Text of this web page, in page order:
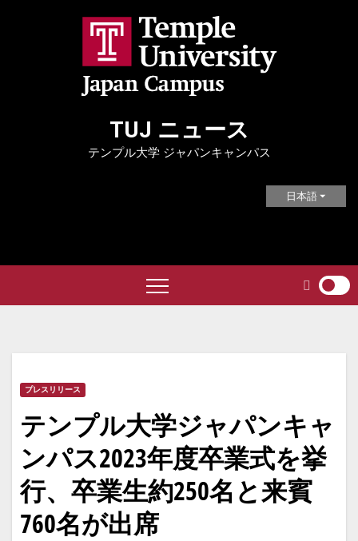
TUJ ニュース
テンプル大学 ジャパンキャンパス
日本語
プレスリリース
テンプル大学ジャパンキャ
ンパス2023年度卒業式を挙
行、卒業生約250名と来賓
760名が出席